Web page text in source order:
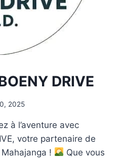
DRIVE
2025
à l’aventure avec
votre partenaire de
!
Que vous